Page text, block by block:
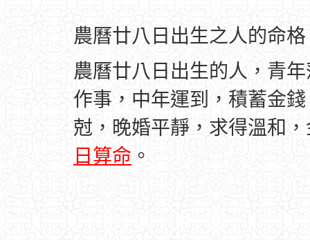
農曆廿八日出生之人的命
農曆廿八日出生的人，青
作事，中年運到，積蓄金
尅，晚婚平靜，求得溫和
日算命 。